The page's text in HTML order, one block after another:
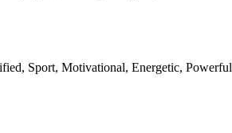
Sport, Motivational, Energetic, Powerful